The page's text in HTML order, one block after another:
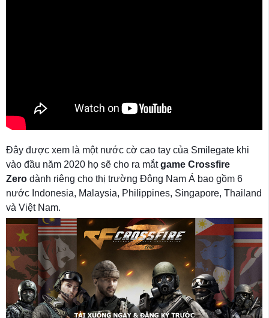
Đây được xem là một nước cờ cao tay của Smilegate khi
vào đầu năm 2020 họ sẽ cho ra mắtgame Crossfire
Zero dành riêng cho thị trường Đông Nam Á bao gồm 6
nước Indonesia, Malaysia, Philippines, Singapore, Thailand
và Việt Nam.